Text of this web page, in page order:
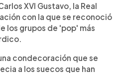
XVI Gustavo, la Real
con la que se reconoció
los grupos de 'pop' más
condecoración que se
a los suecos que han